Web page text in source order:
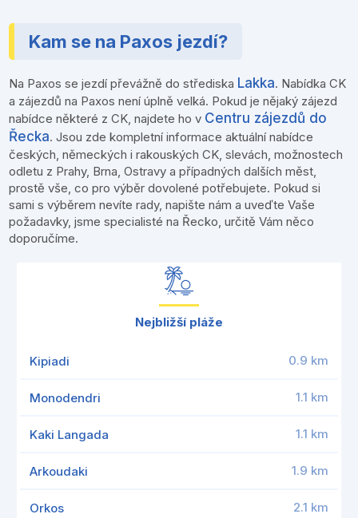
Kam se na Paxos jezdí?
Na Paxos se jezdí převážně do střediska Lakka. Nabídka CK
a zájezdů na Paxos není úplně velká. Pokud je nějaký zájezd
nabídce některé z CK, najdete ho v Centru zájezdů do
Řecka. Jsou zde kompletní informace aktuální nabídce
českých, německých i rakouských CK, slevách, možnostech
odletu z Prahy, Brna, Ostravy a případných dalších měst,
prostě vše, co pro výběr dovolené potřebujete. Pokud si
sami s výběrem nevíte rady, napište nám a uveďte Vaše
požadavky, jsme specialisté na Řecko, určitě Vám něco
doporučíme.
Nejbližší pláže
Kipiadi 0.9 km
Monodendri 1.1 km
Kaki Langada 1.1 km
Arkoudaki 1.9 km
Orkos 2.1 km